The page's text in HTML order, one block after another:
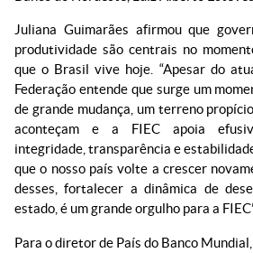
Juliana Guimarães afirmou que
produtividade são centrais no
que o Brasil vive hoje. “Apesar do
Federação entende que surge um
de grande mudança, um terreno
aconteçam e a FIEC apoia
integridade, transparência e
que o nosso país volte a crescer
desses, fortalecer a dinâmica de
estado, é um grande orgulho para a
Para o diretor de País do Banco